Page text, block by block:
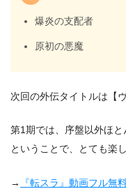
爆炎の支配者
原初の悪魔
次回の外伝タイトルは【
第1期では、序盤以外ほ
ということで、とても楽
→
『転スラ』動画フル無